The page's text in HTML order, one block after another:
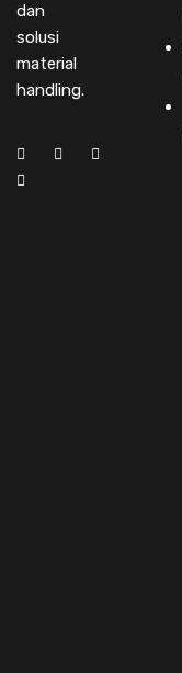
dan
solusi
material
handling.